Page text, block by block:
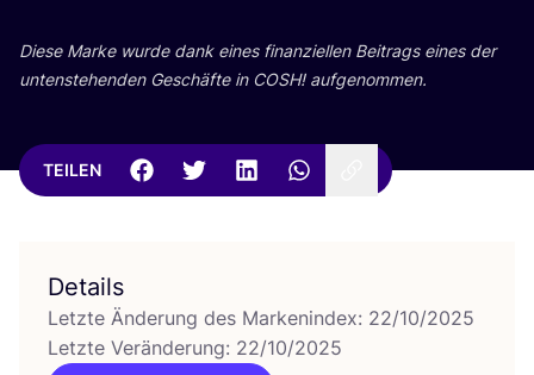
Die­se Mar­ke wur­de dank eines finan­zi­el­len Bei­trags eines der
unten­ste­hen­den Geschäf­te in COSH! aufgenommen.
TEILEN
Details
Letzte Änderung des Markenindex: 22/10/2025
Letzte Veränderung: 22/10/2025